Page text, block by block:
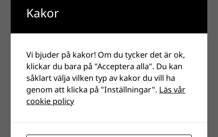
Kakor
Vi bjuder på kakor! Om du tycker det är ok,
klickar du bara på "Acceptera alla". Du kan
såklart välja vilken typ av kakor du vill ha
genom att klicka på "Inställningar". Läs vår
cookie policy